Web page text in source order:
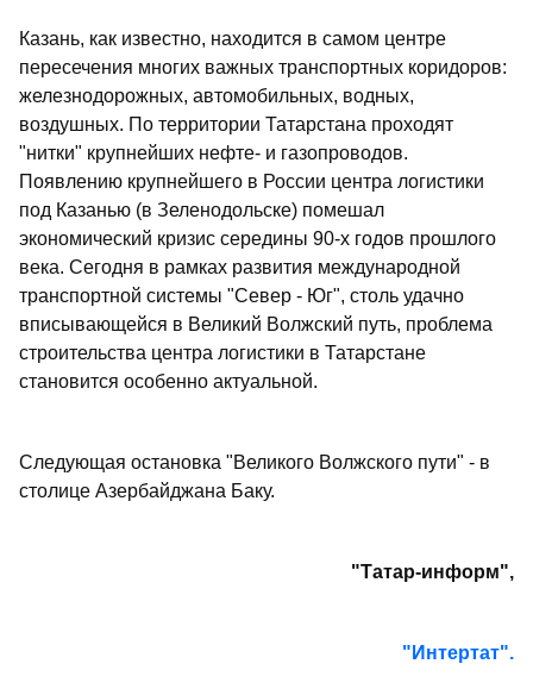
Казань, как известно, находится в самом центре
пересечения многих важных транспортных коридоров:
железнодорожных, автомобильных, водных,
воздушных. По территории Татарстана проходят
"нитки" крупнейших нефте- и газопроводов.
Появлению крупнейшего в России центра логистики
под Казанью (в Зеленодольске) помешал
экономический кризис середины 90-х годов прошлого
века. Сегодня в рамках развития международной
транспортной системы "Север - Юг", столь удачно
вписывающейся в Великий Волжский путь, проблема
строительства центра логистики в Татарстане
становится особенно актуальной.
Следующая остановка "Великого Волжского пути" - в
столице Азербайджана Баку.
"Татар-информ",
"Интертат".